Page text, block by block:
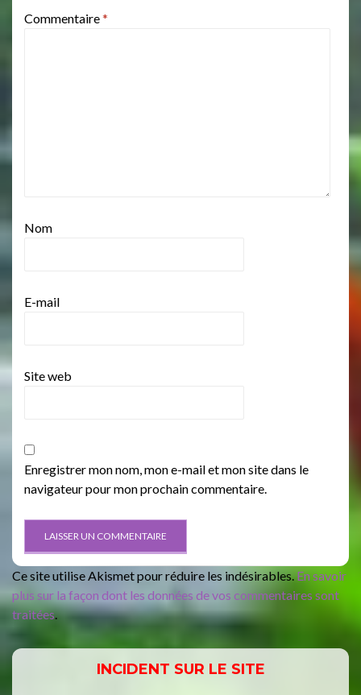
Commentaire*
Nom
E-mail
Site web
Enregistrer mon nom, mon e-mail et mon site dans le
navigateur pour mon prochain commentaire.
Ce site utilise Akismet pour réduire les indésirables. En savoir
plus sur la façon dont les données de vos commentaires sont
traitées.
INCIDENT SUR LE SITE